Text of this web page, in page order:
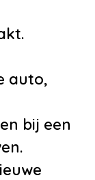
auto,
bij een